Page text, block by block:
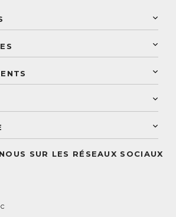
SUR LES RÉSEAUX SOCIAUX